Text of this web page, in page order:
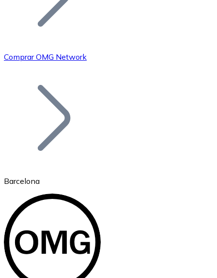
Bitcoin
Ethereum
ETH
Comprar OMG Network
Barcelona